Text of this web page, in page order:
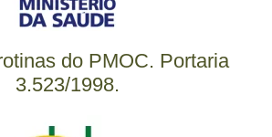
do PMOC. Portaria
3.523/1998.